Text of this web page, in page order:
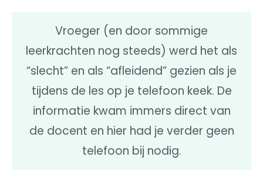
Vroeger (en door sommige
leerkrachten nog steeds) werd het als
“slecht” en als “afleidend” gezien als je
tijdens de les op je telefoon keek. De
informatie kwam immers direct van
de docent en hier had je verder geen
telefoon bij nodig.